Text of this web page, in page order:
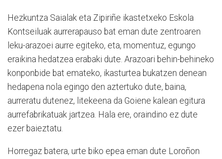
Hezkuntza Saialak eta Zipiriñe ikastetxeko Eskola
Kontseiluak aurrerapauso bat eman dute zentroaren
leku-arazoei aurre egiteko, eta, momentuz, egungo
eraikina hedatzea erabaki dute. Arazoari behin-behineko
konponbide bat emateko, ikasturtea bukatzen denean
hedapena nola egingo den aztertuko dute, baina,
aurreratu dutenez, litekeena da Goiene kalean egitura
aurrefabrikatuak jartzea. Hala ere, oraindino ez dute
ezer baieztatu.
Horregaz batera, urte biko epea eman dute Loroñon